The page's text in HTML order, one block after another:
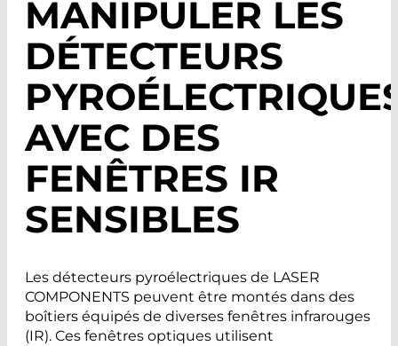
MANIPULER LES
DÉTECTEURS
AVEC DES
FENÊTRES IR
SENSIBLES
Les détecteurs pyroélectriques de LASER
COMPONENTS peuvent être montés dans des
boîtiers équipés de diverses fenêtres infrarouges
(IR). Ces fenêtres optiques utilisent